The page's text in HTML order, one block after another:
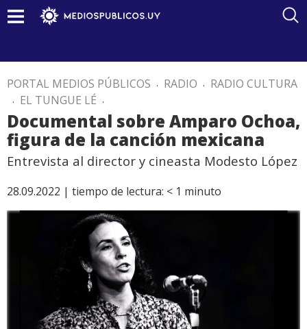
PORTAL MEDIOS PÚBLICOS . RADIO . RADIO CULTURA
. EL TUNGUE LÉ .
Documental sobre Amparo Ochoa,
figura de la canción mexicana
Entrevista al director y cineasta Modesto López
28.09.2022 | tiempo de lectura: < 1 minuto